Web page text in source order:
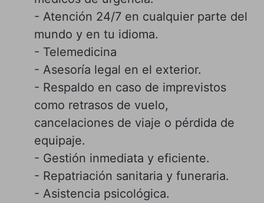
- Atención 24/7 en cualquier parte del
mundo y en tu idioma.
- Telemedicina
- Asesoría legal en el exterior.
- Respaldo en caso de imprevistos
como retrasos de vuelo,
cancelaciones de viaje o pérdida de
equipaje.
- Gestión inmediata y eficiente.
- Repatriación sanitaria y funeraria.
- Asistencia psicológica.